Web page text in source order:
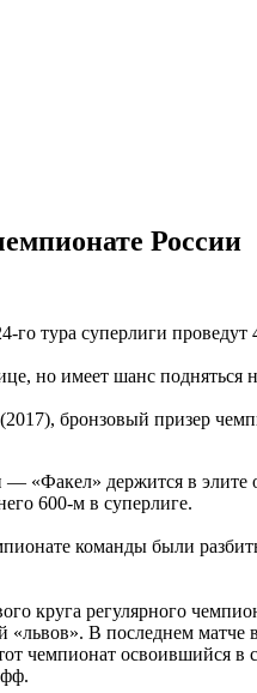
России
тура суперлиги проведут
но имеет шанс подняться
бронзовый призер
«Факел» держится в
600-м в суперлиге.
команды были
круга регулярного
В последнем матче
чемпионат освоившийся